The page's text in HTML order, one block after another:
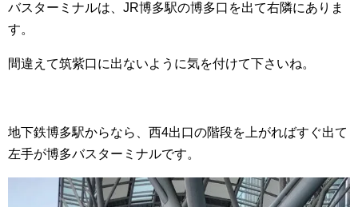
バスターミナルは、JR博多駅の博多口を出て右隣にありま
す。
間違えて筑紫口に出ないように気を付けて下さいね。
地下鉄博多駅からなら、西4出口の階段を上がればすぐ出て
左手が博多バスターミナルです。